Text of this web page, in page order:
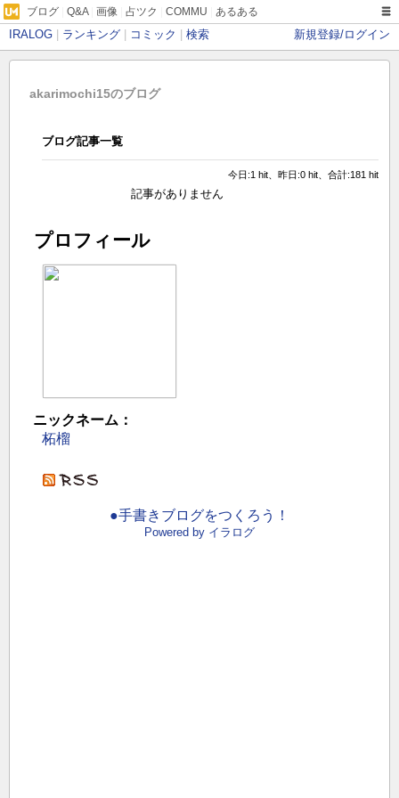
ブログ Q&A| 画像 占ツク COMMU あるある
IRALOG ランキング コミック 検索 新規登録/ログイン
akarimochi15のブログ
ブログ記事一覧
今日:1 hit、昨日:0 hit、合計:181 hit
記事がありません
プロフィール
ニックネーム：
柘榴
●手書きブログをつくろう！
Powered by イラログ